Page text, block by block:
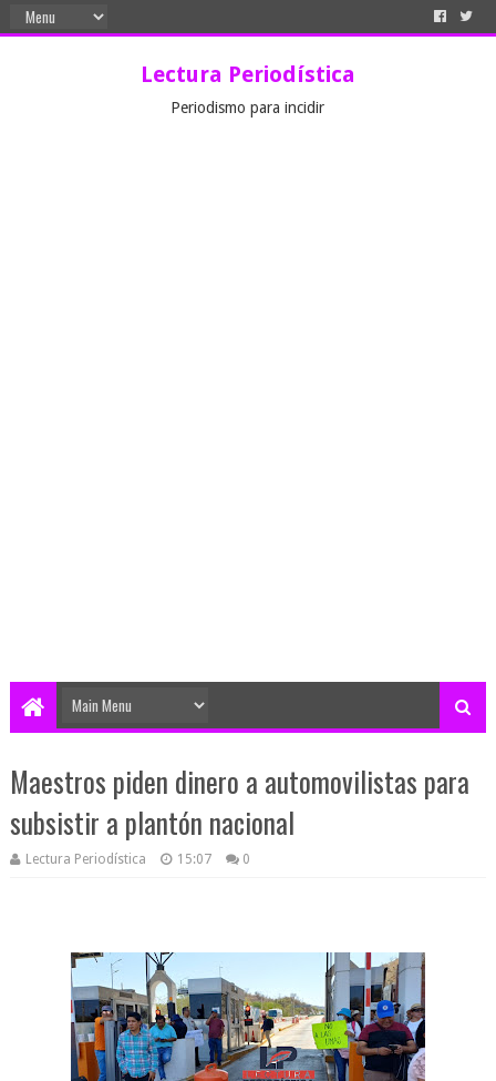
Lectura Periodística
Periodismo para incidir
Maestros piden dinero a automovilistas para
subsistir a plantón nacional
Lectura Periodística 15:07 0